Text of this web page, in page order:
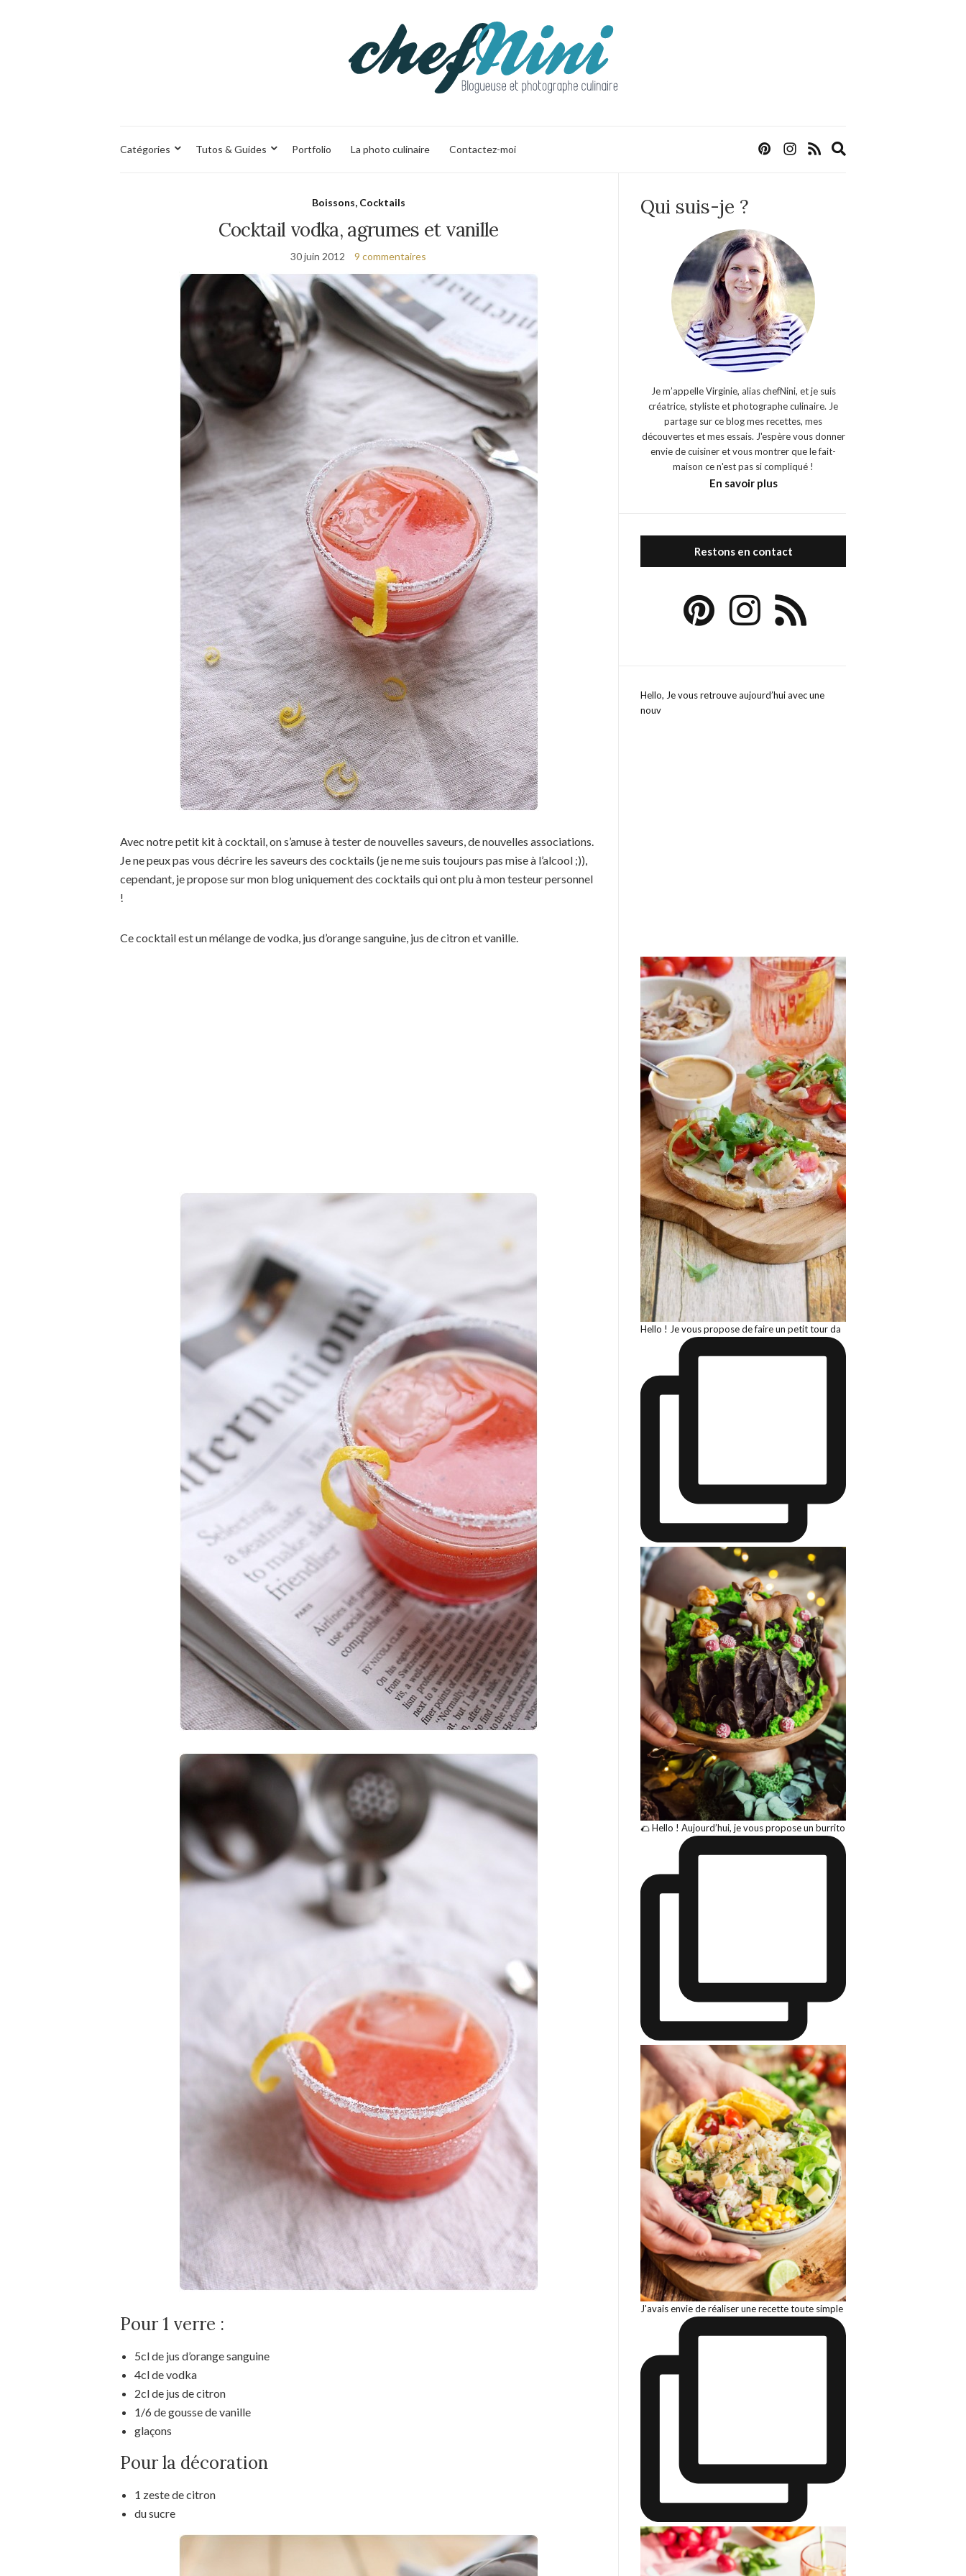
Catégories Tutos & Guides Portfolio La photo culinaire Contactez-moi
Boissons, Cocktails
Cocktail vodka, agrumes et vanille
30 juin 2012 9 commentaires
Avec notre petit kit à cocktail, on s’amuse à tester de nouvelles saveurs, de nouvelles associations.
Je ne peux pas vous décrire les saveurs des cocktails (je ne me suis toujours pas mise à l’alcool ;)),
cependant, je propose sur mon blog uniquement des cocktails qui ont plu à mon testeur personnel
!
Ce cocktail est un mélange de vodka, jus d’orange sanguine, jus de citron et vanille.
Pour 1 verre :
5cl de jus d’orange sanguine
4cl de vodka
2cl de jus de citron
1/6 de gousse de vanille
glaçons
Pour la décoration
1 zeste de citron
du sucre
Qui suis-je ?
Je m’appelle Virginie, alias chefNini, et je suis
créatrice, styliste et photographe culinaire. Je
partage sur ce blog mes recettes, mes
découvertes et mes essais. J'espère vous donner
envie de cuisiner et vous montrer que le fait-
maison ce n'est pas si compliqué !
En savoir plus
Restons en contact
Hello, Je vous retrouve aujourd’hui avec une
nouv
Hello ! Je vous propose de faire un petit tour da
🌮 Hello ! Aujourd’hui, je vous propose un burrito
J'avais envie de réaliser une recette toute simple